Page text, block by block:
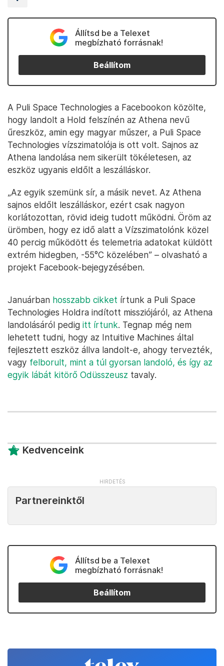
Állítsd be a Telexet
megbízható forrásnak!
Beállítom
A Puli Space Technologies a Facebookon közölte,
hogy landolt a Hold felszínén az Athena nevű
űreszköz, amin egy magyar műszer, a Puli Space
Technologies vízszimatolója is ott volt. Sajnos az
Athena landolása nem sikerült tökéletesen, az
eszköz ugyanis eldőlt a leszálláskor.
„Az egyik szemünk sír, a másik nevet. Az Athena
sajnos eldőlt leszálláskor, ezért csak nagyon
korlátozottan, rövid ideig tudott működni. Öröm az
ürömben, hogy ez idő alatt a Vízszimatolónk közel
40 percig működött és telemetria adatokat küldött
extrém hidegben, -55°C közelében” – olvasható a
projekt Facebook-bejegyzésében.
Januárban hosszabb cikket írtunk a Puli Space
Technologies Holdra indított missziójáról, az Athena
landolásáról pedig itt írtunk. Tegnap még nem
lehetett tudni, hogy az Intuitive Machines által
fejlesztett eszköz állva landolt-e, ahogy tervezték,
vagy felborult, mint a túl gyorsan landoló, és így az
egyik lábát kitörő Odüsszeusz tavaly.
Kedvenceink
Partnereinktől
Állítsd be a Telexet
megbízható forrásnak!
Beállítom